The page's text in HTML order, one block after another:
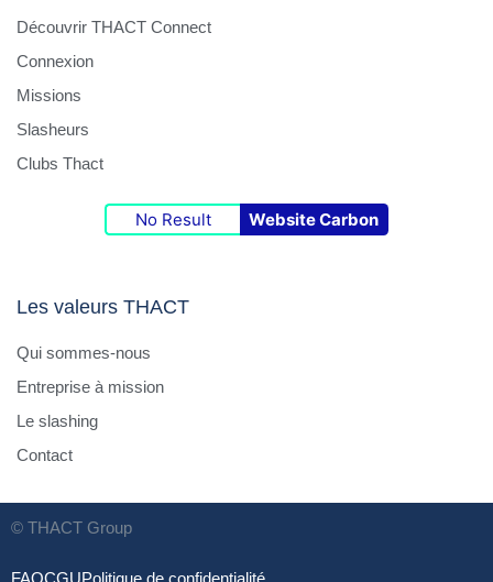
Découvrir THACT Connect
Connexion
Missions
Slasheurs
Clubs Thact
No Result Website Carbon
Les valeurs THACT
Qui sommes-nous
Entreprise à mission
Le slashing
Contact
© THACT Group